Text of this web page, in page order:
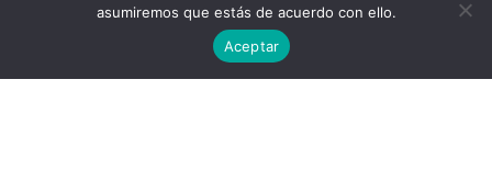
Copyright © 2023 | Visite México
Contactar
asumiremos que estás de acuerdo con ello.
Aceptar